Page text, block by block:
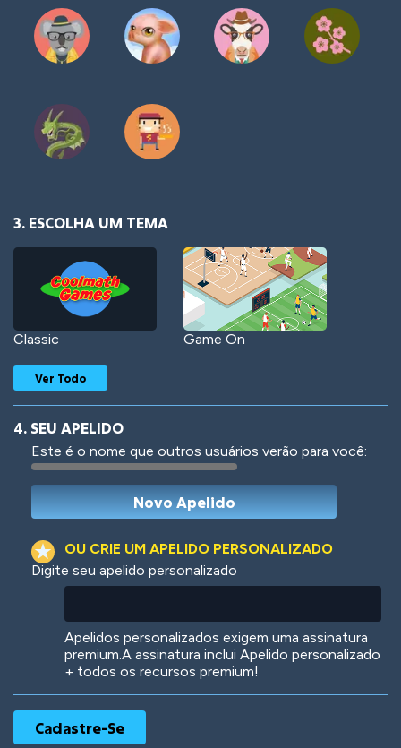
3. ESCOLHA UM TEMA
Classic Game On
Woof Jungle Cats
Ver Todo
4. SEU APELIDO
Este é o nome que outros usuários verão para você:
OU CRIE UM APELIDO PERSONALIZADO
Digite seu apelido personalizado
Apelidos personalizados exigem uma assinatura
premium.A assinatura inclui Apelido personalizado
+ todos os recursos premium!